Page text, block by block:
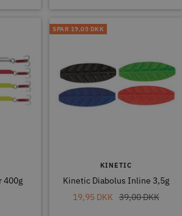
400g
SPAR 19,05 DKK
KINETIC
Kinetic Diabolus Inline 3,5g
Tilbudspris
19,95 DKK Normal
39,00 DKK